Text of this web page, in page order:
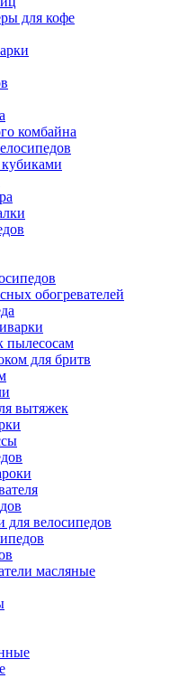
для кофе
комбайна
обогревателей
пылесосам
для бритв
вытяжек
для велосипедов
масляные